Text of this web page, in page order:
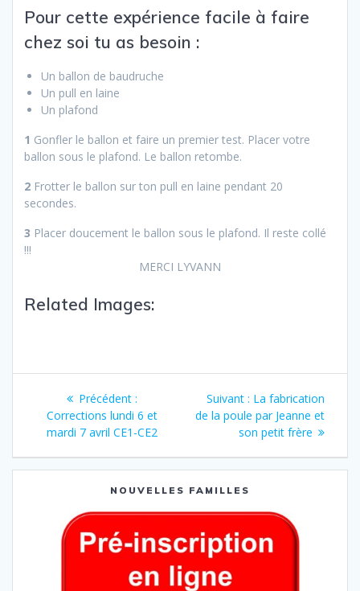
Pour cette expérience facile à faire
chez soi tu as besoin :
Un ballon de baudruche
Un pull en laine
Un plafond
1 Gonfler le ballon et faire un premier test. Placer votre
ballon sous le plafond. Le ballon retombe.
2 Frotter le ballon sur ton pull en laine pendant 20
secondes.
3 Placer doucement le ballon sous le plafond. Il reste collé
!!!
MERCI LYVANN
Related Images:
Précédent :
Corrections lundi 6 et
mardi 7 avril CE1-CE2
Suivant : La fabrication
de la poule par Jeanne et
son petit frère
NOUVELLES FAMILLES